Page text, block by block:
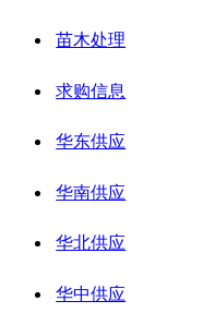
苗木处理
求购信息
华东供应
华南供应
华北供应
华中供应